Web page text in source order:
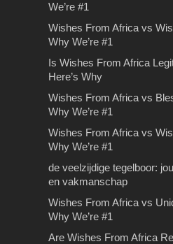
Rijles
Gouda te volgen
Tips bij het
juiste makelaar
Tips voor het kiezen
makelaar Ben je van
korte termijn…
Tips bij het
juiste makelaar
Tips voor het kiezen
makelaar Ben je van
korte termijn…
Reviews –
Wishes From Africa
Thousands Trust Us
Video GiftWhen
Tips en tricks
stressvrij en
luchthaven
parkeren. In deze tijd
bieden vluchten
besparingen…
We’re #1
Wishes From Africa vs
Why We’re #1
Is Wishes From Africa
Here’s Why
Wishes From Africa vs
Why We’re #1
Wishes From Africa vs
Why We’re #1
de veelzijdige tegelboor:
en vakmanschap
Wishes From Africa vs
Why We’re #1
Are Wishes From Africa